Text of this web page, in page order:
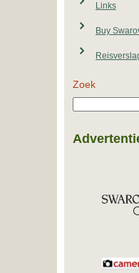
Links
Buy
Zoek